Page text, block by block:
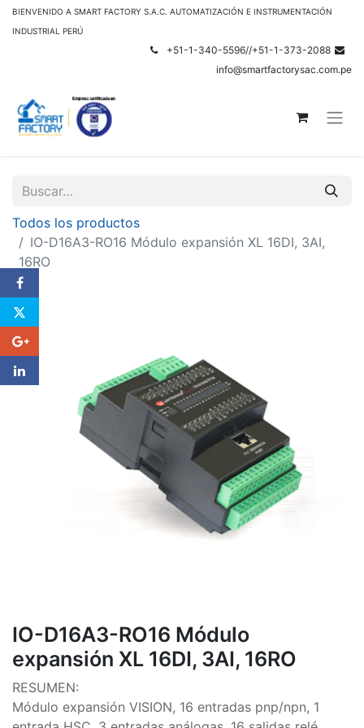
BIENVENIDO A SMART FACTORY S.A.C. AUTOMATIZACIÓN E INSTRUMENTACIÓN
INDUSTRIAL PERÚ
+51-1-340-5596//+51-1-373-2088
info@smartfactorysac.com.pe
Todos los productos
IO-D16A3-RO16 Módulo expansión XL 16DI, 3AI,
16RO
IO-D16A3-RO16 Módulo
expansión XL 16DI, 3AI, 16RO
RESUMEN:
Módulo expansión VISION, 16 entradas pnp/npn, 1